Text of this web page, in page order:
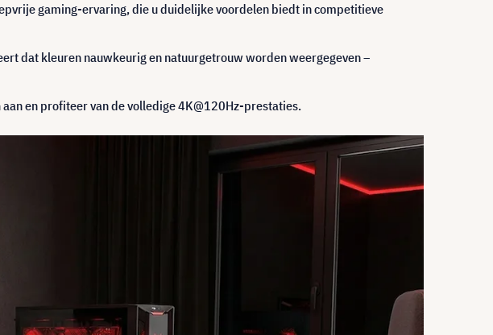
gaming-ervaring, die u duidelijke voordelen biedt in competitieve
dat kleuren nauwkeurig en natuurgetrouw worden weergegeven –
en profiteer van de volledige 4K@120Hz-prestaties.